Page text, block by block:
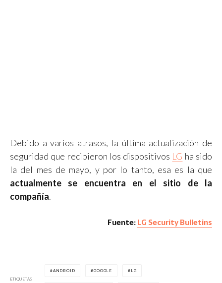
Debido a varios atrasos, la última actualización de
seguridad que recibieron los dispositivos LG ha sido
la del mes de mayo, y por lo tanto, esa es la que
actualmente se encuentra en el sitio de la
compañía.
Fuente:LG Security Bulletins
ETIQUETAS
ANDROID GOOGLE LG